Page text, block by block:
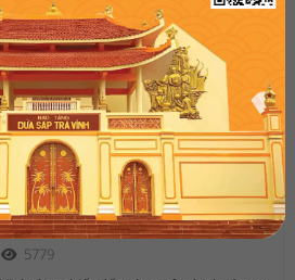
vàng trắng Trà Vinh
5779